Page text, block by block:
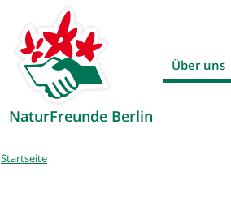
NaturFreunde Berlin
Über uns
Sie
Startseite